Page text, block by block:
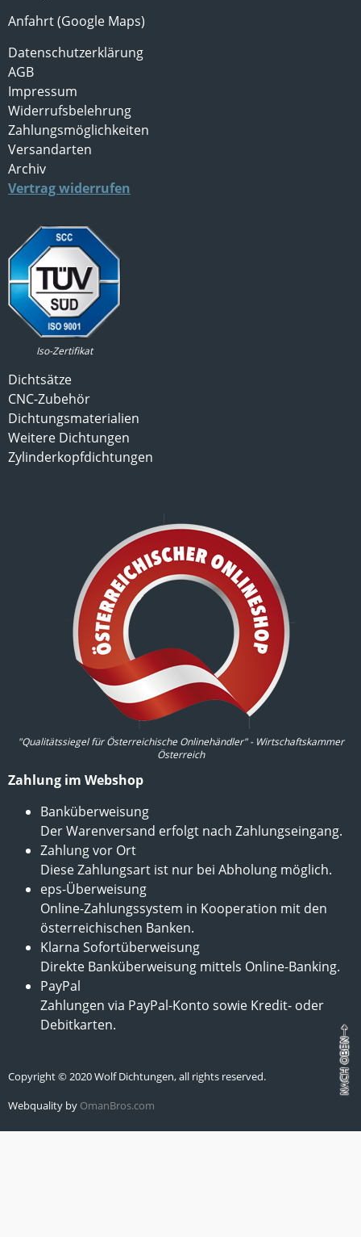
Anfahrt (Google Maps)
Datenschutzerklärung
AGB
Impressum
Widerrufsbelehrung
Zahlungsmöglichkeiten
Versandarten
Archiv
Vertrag widerrufen
Iso-Zertifikat
Dichtsätze
CNC-Zubehör
Dichtungsmaterialien
Weitere Dichtungen
Zylinderkopfdichtungen
"Qualitätssiegel für Österreichische Onlinehändler" - Wirtschaftskammer
Österreich
Zahlung im Webshop
Banküberweisung
Der Warenversand erfolgt nach Zahlungseingang.
Zahlung vor Ort
Diese Zahlungsart ist nur bei Abholung möglich.
eps-Überweisung
Online-Zahlungssystem in Kooperation mit den
österreichischen Banken.
Klarna Sofortüberweisung
Direkte Banküberweisung mittels Online-Banking.
PayPal
Zahlungen via PayPal-Konto sowie Kredit- oder
Debitkarten.
Copyright © 2020 Wolf Dichtungen, all rights reserved.
Webquality by OmanBros.com